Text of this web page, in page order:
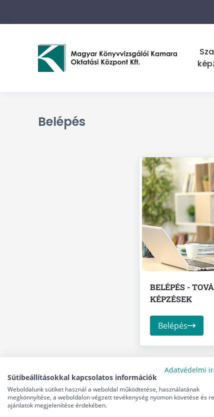
Belépés
BELÉPÉS -
KÉPZÉSEK
Belépés
Adatvédelmi
Sütibeállításokkal kapcsolatos információk
Weboldalunk sütiket használ a weboldal működtetése, használatának
megkönnyítése, a weboldalon végzett tevékenység nyomon követése és
ajánlatok megjelenítése érdekében.